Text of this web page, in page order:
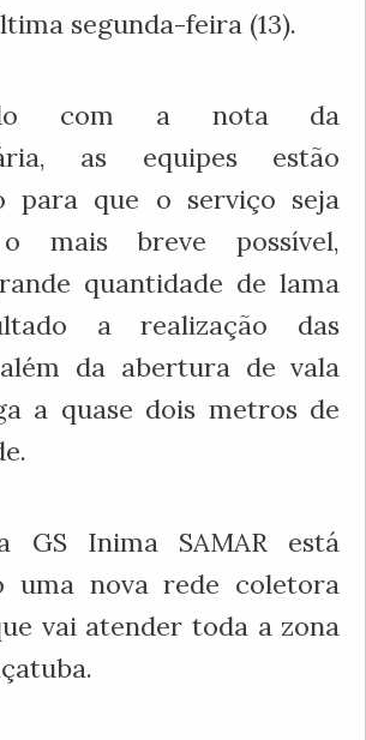
segunda-feira (13).
com a nota da
as equipes estão
para que o serviço seja
mais breve possível,
quantidade de lama
a realização das
da abertura de vala
a quase dois metros de
GS Inima SAMAR está
uma nova rede coletora
vai atender toda a zona